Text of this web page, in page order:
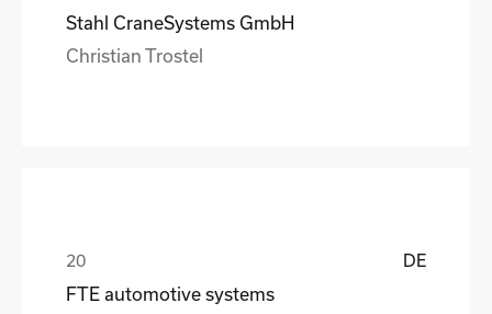
Stahl CraneSystems GmbH
Christian Trostel
DE
FTE automotive systems